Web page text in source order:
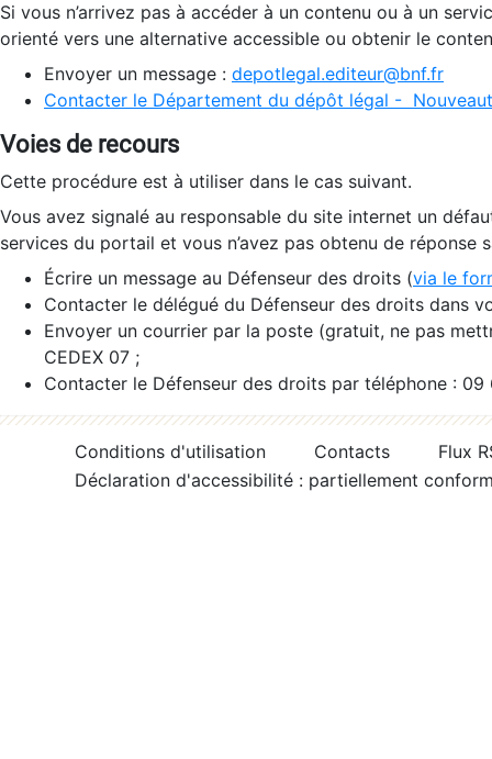
Si vous n’arrivez pas à accéder à un contenu ou à un
orienté vers une alternative accessible ou obtenir le
Envoyer un message : depotlegal.editeur@bnf.fr
Contacter le Département du dépôt légal -
Voies de recours
Cette procédure est à utiliser dans le cas suivant.
Vous avez signalé au responsable du site internet un
services du portail et vous n’avez pas obtenu de réponse
Écrire un message au Défenseur des droits (via le
Contacter le délégué du Défenseur des droits dans
Envoyer un courrier par la poste (gratuit, ne pas
CEDEX 07 ;
Contacter le Défenseur des droits par téléphone :
Conditions d'utilisation Contacts
Flux
Déclaration d'accessibilité : partiellement